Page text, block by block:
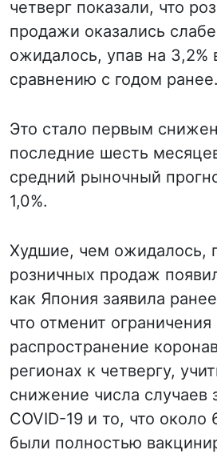
четверг показали, что
продажи оказались
ожидалось, упав на 3,2%
сравнению с годом ранее.
Это стало первым
последние шесть
средний рыночный
1,0%.
Худшие, чем ожидалось,
розничных продаж
как Япония заявила
что отменит ограничения
распространение
регионах к четвергу,
снижение числа случаев
COVID-19 и то, что около
были полностью